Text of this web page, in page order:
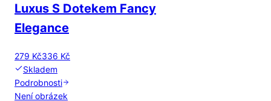
Luxus S Dotekem Fancy
Elegance
279 Kč336 Kč
Skladem
Podrobnosti
Není obrázek